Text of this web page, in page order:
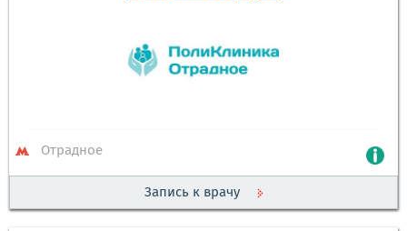
Отрадное
Запись к врачу